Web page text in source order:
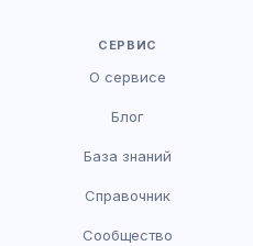
СЕРВИС
О сервисе
Блог
База знаний
Справочник
Сообщество